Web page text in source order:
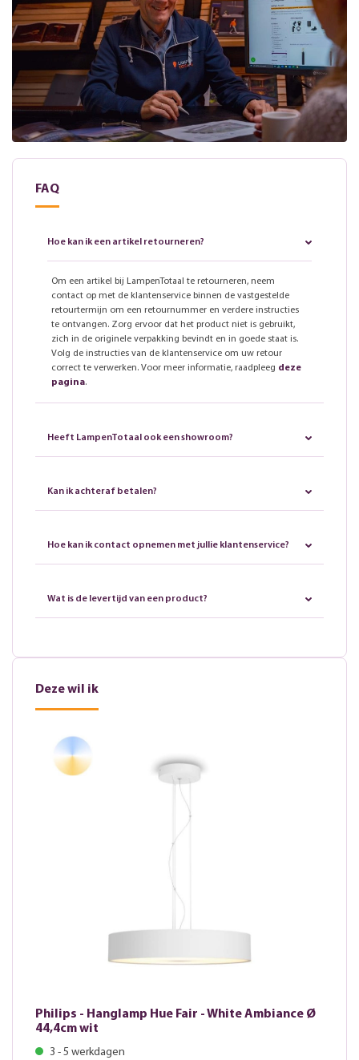
FAQ
Hoe kan ik een artikel retourneren?
Om een artikel bij LampenTotaal te retourneren, neem
contact op met de klantenservice binnen de vastgestelde
retourtermijn om een retournummer en verdere instructies
te ontvangen. Zorg ervoor dat het product niet is gebruikt,
zich in de originele verpakking bevindt en in goede staat is.
Volg de instructies van de klantenservice om uw retour
correct te verwerken. Voor meer informatie, raadpleeg deze
pagina.
Heeft LampenTotaal ook een showroom?
Kan ik achteraf betalen?
Hoe kan ik contact opnemen met jullie klantenservice?
Wat is de levertijd van een product?
Deze wil ik
Philips - Hanglamp Hue Fair - White Ambiance Ø
44,4cm wit
3 - 5 werkdagen